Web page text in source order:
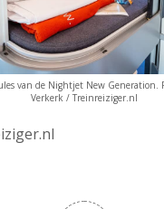
van de Nightjet New Generation.
Verkerk / Treinreiziger.nl